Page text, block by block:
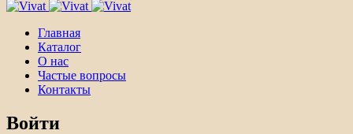
Главная
Каталог
О нас
Частые вопросы
Контакты
Войти